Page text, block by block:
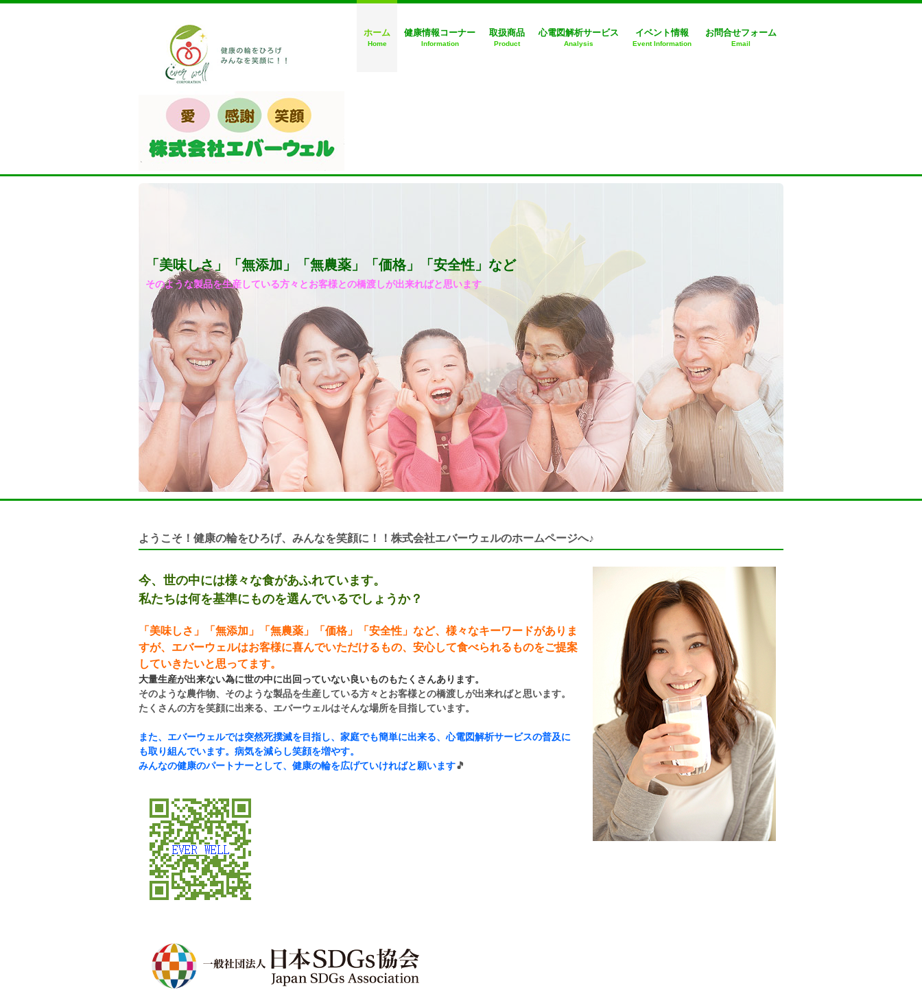
ホーム
Home
健康情報コーナー
Information
取扱商品
Product
心電図解析サービス
Analysis
イベント情報
Event Information
お問合せフォーム
Email
「美味しさ」「無添加」「無農薬」「価格」「安全性」など
そのような製品を生産している方々とお客様との橋渡しが出来ればと思います
ようこそ！健康の輪をひろげ、みんなを笑顔に！！株式会社エバーウェルのホームページへ♪
今、世の中には様々な食があふれています。
私たちは何を基準にものを選んでいるでしょうか？
「美味しさ」「無添加」「無農薬」「価格」「安全性」など、様々なキーワードがありま
すが、エバーウェルはお客様に喜んでいただけるもの、安心して食べられるものをご提案
していきたいと思ってます。
大量生産が出来ない為に世の中に出回っていない良いものもたくさんあります。
そのような農作物、そのような製品を生産している方々とお客様との橋渡しが出来ればと思います。
たくさんの方を笑顔に出来る、エバーウェルはそんな場所を目指しています。
また、エバーウェルでは突然死撲滅を目指し、家庭でも簡単に出来る、心電図解析サービスの普及に
も取り組んでいます。病気を減らし笑顔を増やす。
みんなの健康のパートナーとして、健康の輪を広げていければと願います🎵